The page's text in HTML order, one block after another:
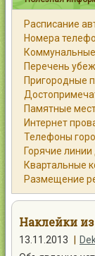
Статьи
Каталог
Справочник
Работа
Объявления
Помощь
Контакты
Расписание
Номера
Перечень
Пригородные
Памятные
Интернет
Телефоны
Горячие
Квартальные
Размещение
Наклейки
13.11.2013